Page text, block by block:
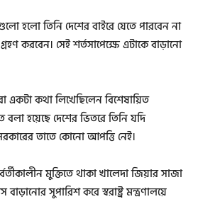
হলো তিনি দেশের বাইরে যেতে পারবেন না
করবেন। সেই শর্তসাপেক্ষে এটাকে বাড়ানো
একটা কথা লিখেছিলেন বিশেষায়িত
বলা হয়েছে দেশের ভিতরে তিনি যদি
তাতে কোনো আপত্তি নেই।
মুক্তিতে থাকা খালেদা জিয়ার সাজা
সুপারিশ করে স্বরাষ্ট্র মন্ত্রণালয়ে